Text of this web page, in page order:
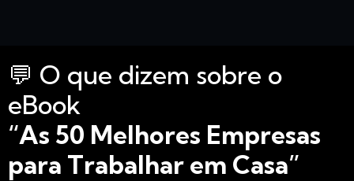
💬 O que dizem sobre o
eBook
“As 50 Melhores Empresas
para Trabalhar em Casa”